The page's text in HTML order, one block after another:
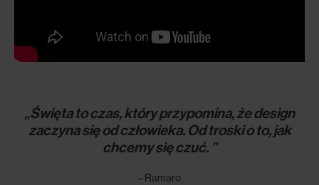
„Święta to czas, który przypomina, że design
zaczyna się od człowieka. Od troski o to, jak
chcemy się czuć. ”
– Ramaro